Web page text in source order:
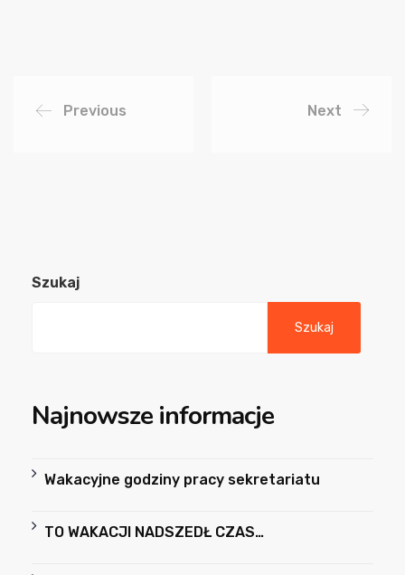
Previous Next
Szukaj
Szukaj
Najnowsze informacje
Wakacyjne godziny pracy sekretariatu
TO WAKACJI NADSZEDŁ CZAS…